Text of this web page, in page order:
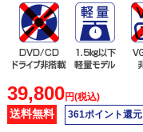
39,800円(税込)
送料無料 361ポイント還元